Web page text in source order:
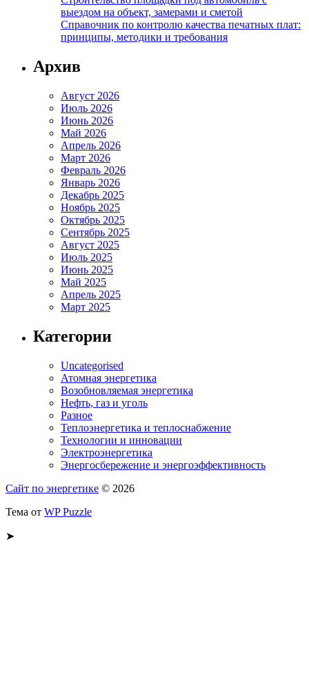
выездом на объект, замерами и сметой
Справочник по контролю качества печатных плат:
принципы, методики и требования
Архив
Август 2026
Июль 2026
Июнь 2026
Май 2026
Апрель 2026
Март 2026
Февраль 2026
Январь 2026
Декабрь 2025
Ноябрь 2025
Октябрь 2025
Сентябрь 2025
Август 2025
Июль 2025
Июнь 2025
Май 2025
Апрель 2025
Март 2025
Категории
Uncategorised
Атомная энергетика
Возобновляемая энергетика
Нефть, газ и уголь
Разное
Теплоэнергетика и теплоснабжение
Технологии и инновации
Электроэнергетика
Энергосбережение и энергоэффективность
Сайт по энергетике © 2026
Тема от WP Puzzle
➤